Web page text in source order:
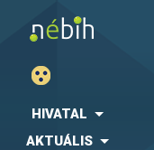
HIVATAL
AKTUÁLIS